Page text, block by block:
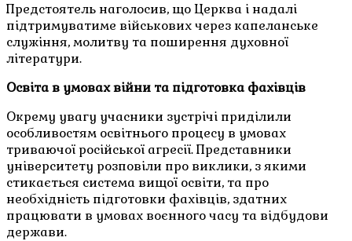
Предстоятель наголосив, що Церква і надалі
підтримуватиме військових через капеланське
служіння, молитву та поширення духовної
літератури.
Освіта в умовах війни та підготовка фахівців
Окрему увагу учасники зустрічі приділили
особливостям освітнього процесу в умовах
триваючої російської агресії. Представники
університету розповіли про виклики, з якими
стикається система вищої освіти, та про
необхідність підготовки фахівців, здатних
працювати в умовах воєнного часу та відбудови
держави.